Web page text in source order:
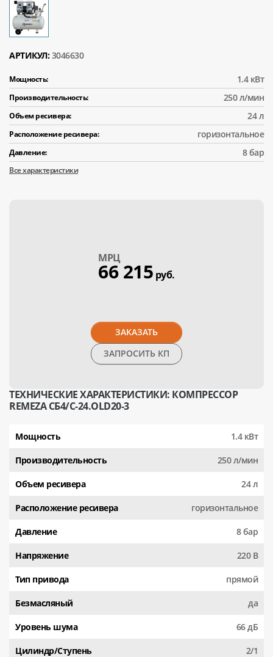
АРТИКУЛ: 3046630
Мощность: 1.4 кВт
Производительность: 250 л/мин
Объем ресивера: 24 л
Расположение ресивера: горизонтальное
Давление: 8 бар
Все характеристики
МPЦ
66 215 руб.
ЗАКАЗАТЬ
ЗАПРОСИТЬ КП
ТЕХНИЧЕСКИЕ ХАРАКТЕРИСТИКИ: КОМПРЕССОР
REMEZA СБ4/С-24.OLD20-3
Мощность 1.4 кВт
Производительность 250 л/мин
Объем ресивера 24 л
Расположение ресивера горизонтальное
Давление 8 бар
Напряжение 220 В
Тип привода прямой
Безмасляный да
Уровень шума 66 дБ
Цилиндр/Ступень 2/1